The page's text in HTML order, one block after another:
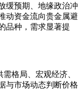
缓预期、地缘政治冲
动资金流向贵金属避
品种，需求显著提
格局、宏观经济、
与市场动态判断价格